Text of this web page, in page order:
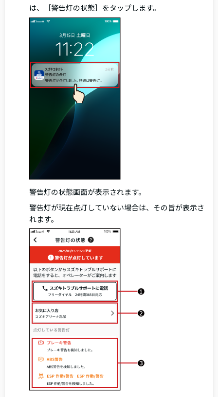
は、［警告灯の状態］をタップします。
警告灯の状態画面が表示されます。
警告灯が現在点灯していない場合は、その旨が表示さ
れます。